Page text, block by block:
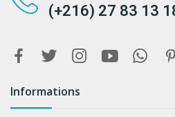
(+216) 27 83 13
Informations